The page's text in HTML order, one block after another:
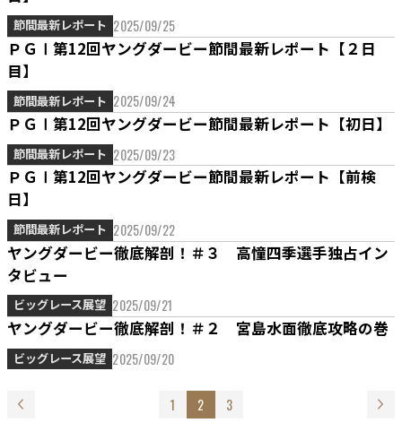
節間最新レポート 2025/09/25
ＰＧⅠ第12回ヤングダービー節間最新レポート【２日
目】
節間最新レポート 2025/09/24
ＰＧⅠ第12回ヤングダービー節間最新レポート【初日】
節間最新レポート 2025/09/23
ＰＧⅠ第12回ヤングダービー節間最新レポート【前検
日】
節間最新レポート 2025/09/22
ヤングダービー徹底解剖！＃３ 高憧四季選手独占イン
タビュー
ビッグレース展望 2025/09/21
ヤングダービー徹底解剖！＃２ 宮島水面徹底攻略の巻
ビッグレース展望 2025/09/20
1 2 3